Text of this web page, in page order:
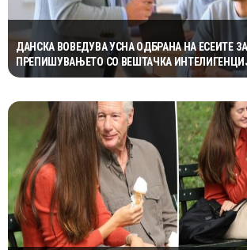
ДАНСКА ВОВЕДУВА УСНА ОДБРАНА НА ЕСЕИТЕ
ПРЕПИШУВАЊЕТО СО ВЕШТАЧКА